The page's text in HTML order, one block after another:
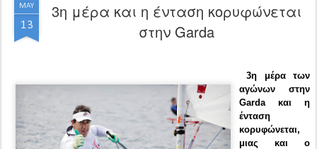
MAY
13
3η μέρα και η ένταση κορυφώνεται
στην Garda
3η μέρα των
αγώνων στην
Garda και η
ένταση
κορυφώνεται,
μιας και ο